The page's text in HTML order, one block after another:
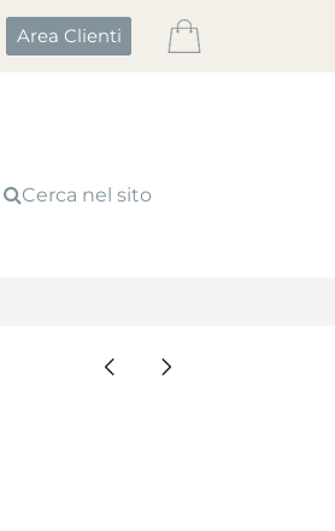
Area Clienti
Cerca nel sito